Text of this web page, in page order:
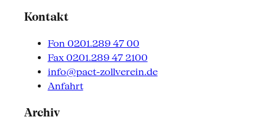
Kontakt
Fon 0201.289 47 00
Fax 0201.289 47 2100
info@pact-zollverein.de
Anfahrt
Archiv